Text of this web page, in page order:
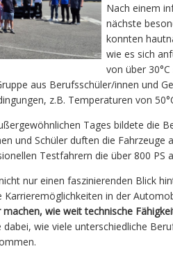
Nach einem
nächste
konnten
wie es sich
von über
aus Berufsschüler/innen und
z.B. Temperaturen von
Tages bildete die
und Schüler duften die
Testfahrern die über 800 PS
nur einen faszinierenden Blick
in der
wie weit technische
wie viele unterschiedliche